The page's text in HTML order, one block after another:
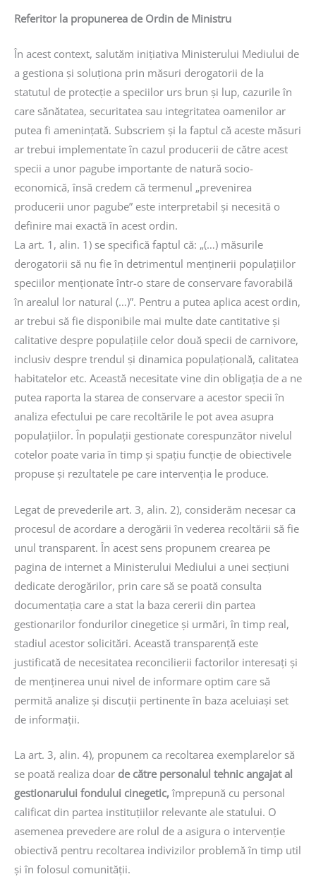
Referitor la propunerea de Ordin de Ministru
În acest context, salutăm inițiativa Ministerului Mediului de
a gestiona și soluționa prin măsuri derogatorii de la
statutul de protecție a speciilor urs brun și lup, cazurile în
care sănătatea, securitatea sau integritatea oamenilor ar
putea fi amenințată. Subscriem și la faptul că aceste măsuri
ar trebui implementate în cazul producerii de către acest
specii a unor pagube importante de natură socio-
economică, însă credem că termenul „prevenirea
producerii unor pagube” este interpretabil și necesită o
definire mai exactă în acest ordin.
La art. 1, alin. 1) se specifică faptul că: „(…) măsurile
derogatorii să nu fie în detrimentul menţinerii populaţiilor
speciilor menționate într-o stare de conservare favorabilă
în arealul lor natural (…)”. Pentru a putea aplica acest ordin,
ar trebui să fie disponibile mai multe date cantitative și
calitative despre populațiile celor două specii de carnivore,
inclusiv despre trendul și dinamica populațională, calitatea
habitatelor etc. Această necesitate vine din obligația de a ne
putea raporta la starea de conservare a acestor specii în
analiza efectului pe care recoltările le pot avea asupra
populațiilor. În populații gestionate corespunzător nivelul
cotelor poate varia în timp și spațiu funcție de obiectivele
propuse și rezultatele pe care intervenția le produce.
Legat de prevederile art. 3, alin. 2), considerăm necesar ca
procesul de acordare a derogării în vederea recoltării să fie
unul transparent. În acest sens propunem crearea pe
pagina de internet a Ministerului Mediului a unei secțiuni
dedicate derogărilor, prin care să se poată consulta
documentația care a stat la baza cererii din partea
gestionarilor fondurilor cinegetice și urmări, în timp real,
stadiul acestor solicitări. Această transparență este
justificată de necesitatea reconcilierii factorilor interesați și
de menținerea unui nivel de informare optim care să
permită analize și discuții pertinente în baza aceluiași set
de informații.
La art. 3, alin. 4), propunem ca recoltarea exemplarelor să
se poată realiza doar de către personalul tehnic angajat al
gestionarului fondului cinegetic,împrepună cu personal
calificat din partea instituțiilor relevante ale statului. O
asemenea prevedere are rolul de a asigura o intervenție
obiectivă pentru recoltarea indivizilor problemă în timp util
și în folosul comunității.